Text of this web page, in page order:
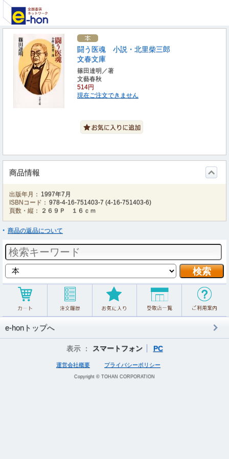
闘う医魂 小説・北里柴三郎
文春文庫
篠田達明／著
文藝春秋
514円
現在ご注文できません
商品情報
出版年月： 1997年7月
ISBNコード： 978-4-16-751403-7 (4-16-751403-6)
頁数・縦：
２６９Ｐ １６ｃｍ
商品の返品について
e-honトップへ
表示 ： スマートフォン PC
運営会社概要 プライバシーポリシー
Copyright © TOHAN CORPORATION